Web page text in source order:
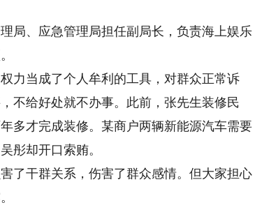
、应急管理局担任副局长，负责海上娱乐
当成了个人牟利的工具，对群众正常诉
不给好处就不办事。此前，张先生装修民
多才完成装修。某商户两辆新能源汽车需要
彤却开口索贿。
干群关系，伤害了群众感情。但大家担心